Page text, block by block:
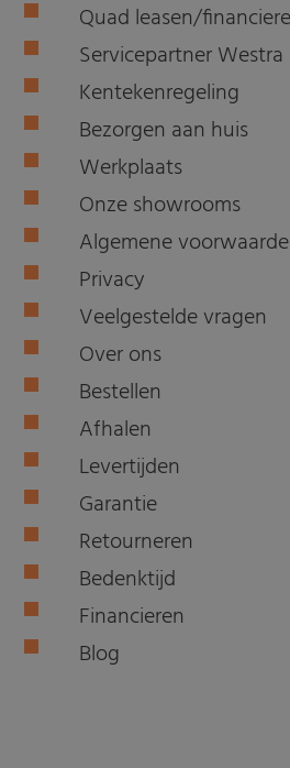
Quad leasen/
Servicepartner Westra
Kentekenregeling
Bezorgen aan huis
Werkplaats
Onze showrooms
Algemene
Privacy
Veelgestelde vragen
Over ons
Bestellen
Afhalen
Levertijden
Garantie
Retourneren
Bedenktijd
Financieren
Blog